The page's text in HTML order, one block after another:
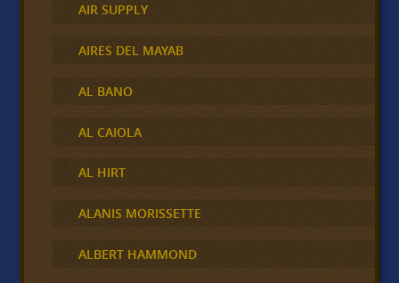
AIR SUPPLY
AIRES DEL MAYAB
AL BANO
AL CAIOLA
AL HIRT
ALANIS MORISSETTE
ALBERT HAMMOND